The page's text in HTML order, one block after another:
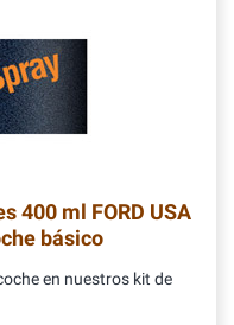
400 ml FORD USA
básico
en nuestros kit de